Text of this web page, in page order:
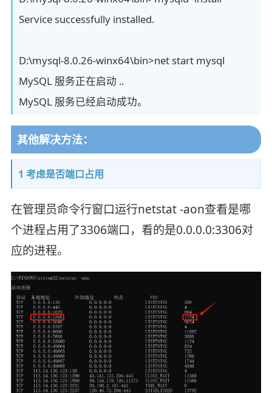
Service successfully installed.
D:\mysql-8.0.26-winx64\bin>net start mysql
MySQL 服务正在启动 ..
MySQL 服务已经启动成功。
其他解决方法：
1 考虑是否端口占用
在管理员命令行窗口运行netstat -aon查看是哪
个进程占用了3306端口，看的是0.0.0.0:3306对
应的进程。